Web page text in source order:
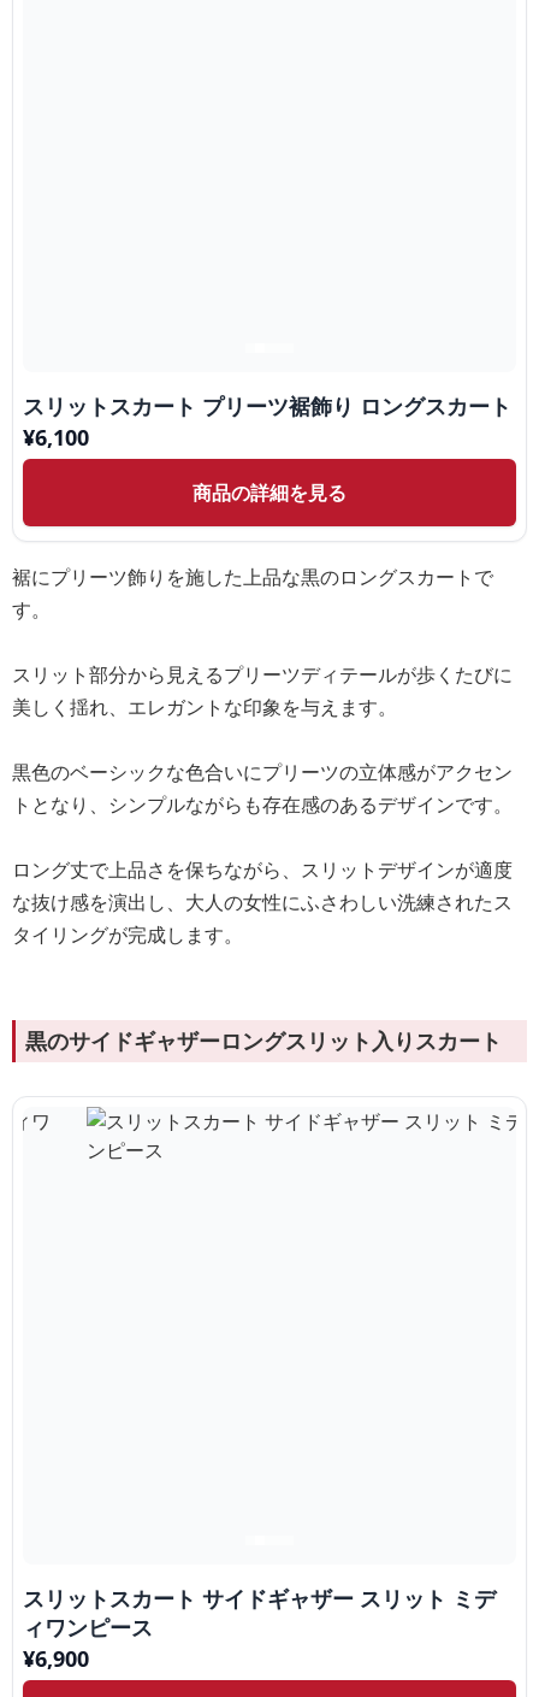
スリットスカート プリーツ裾飾り ロングスカート
¥6,100
商品の詳細を見る
裾にプリーツ飾りを施した上品な黒のロングスカートで
す。
スリット部分から見えるプリーツディテールが歩くたびに
美しく揺れ、エレガントな印象を与えます。
黒色のベーシックな色合いにプリーツの立体感がアクセン
トとなり、シンプルながらも存在感のあるデザインです。
ロング丈で上品さを保ちながら、スリットデザインが適度
な抜け感を演出し、大人の女性にふさわしい洗練されたス
タイリングが完成します。
黒のサイドギャザーロングスリット入りスカート
スリットスカート サイドギャザー スリット ミデ
ィワンピース
¥6,900